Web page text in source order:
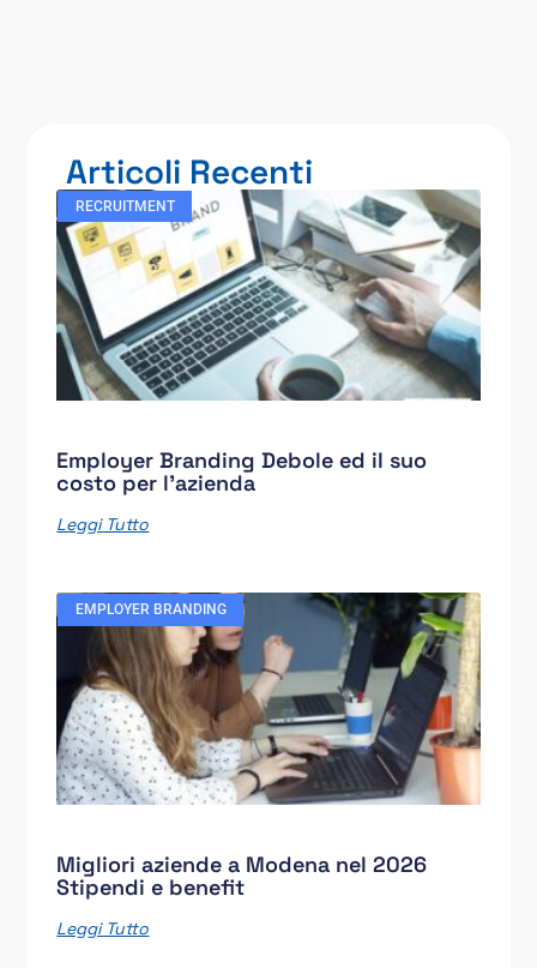
Articoli Recenti
RECRUITMENT
Employer Branding Debole ed il suo
costo per l’azienda
Leggi Tutto
EMPLOYER BRANDING
Migliori aziende a Modena nel 2026
Stipendi e benefit
Leggi Tutto